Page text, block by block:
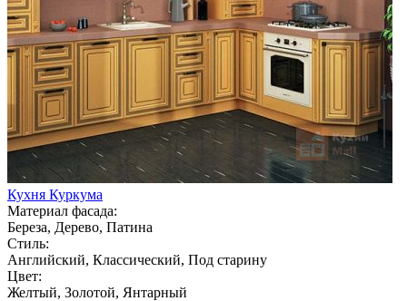
Кухня Куркума
Материал фасада:
Береза, Дерево, Патина
Стиль:
Английский, Классический, Под старину
Цвет:
Желтый, Золотой, Янтарный